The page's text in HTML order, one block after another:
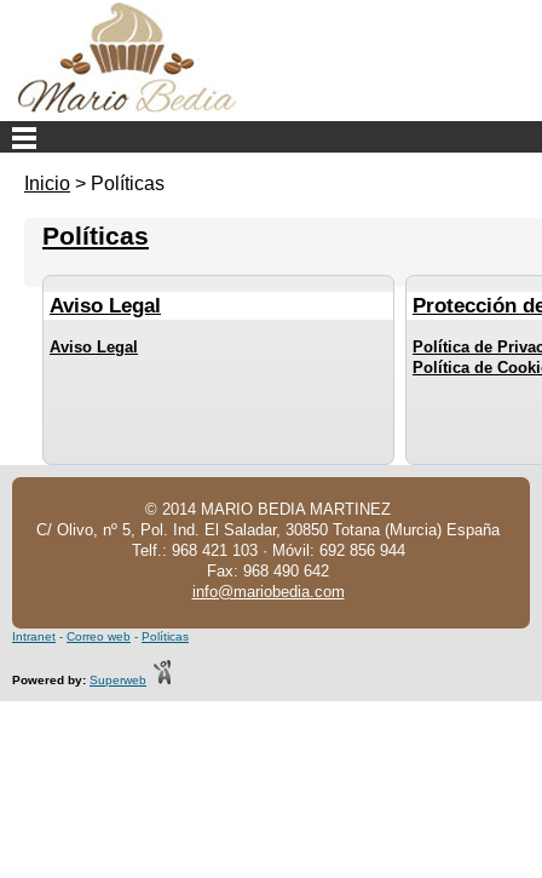
Inicio > Políticas
Políticas
Aviso Legal
Aviso Legal
Protección
Política de
Política de
© 2014 MARIO BEDIA MARTINEZ
C/ Olivo, nº 5, Pol. Ind. El Saladar, 30850 Totana (Murcia) España
Telf.: 968 421 103· Móvil: 692 856 944
Fax: 968 490 642
info@mariobedia.com
Intranet - Correo web - Políticas
Powered by: Superweb